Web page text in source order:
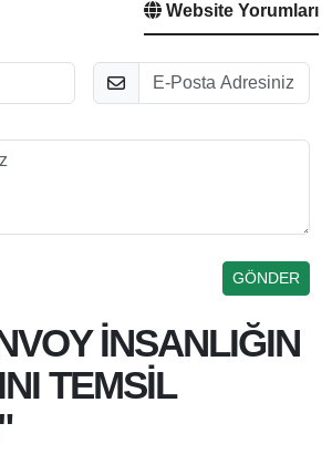
Website Yorumları
E-Posta
İNSANLIĞIN
TEMSİL